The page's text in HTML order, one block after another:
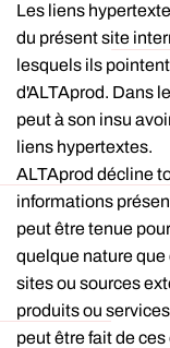
Les liens
du présent site
lesquels ils
d'ALTAprod. Dans
peut à son insu
liens hypertextes.
ALTAprod décline
informations
peut être tenue
quelque nature
sites ou sources
produits ou
peut être fait de